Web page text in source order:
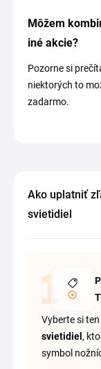
Môžem
iné akcie?
Pozorne si
niektorých to
zadarmo.
Ako uplatniť
svietidiel
Vyberte si ten
svietidiel ,
symbol